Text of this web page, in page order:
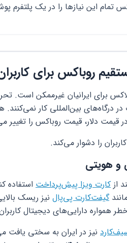
تمام این نیازها را در یک
روباکس برای کاربران
بین‌المللی کار نمی‌کنند.
قیمت دلار، قیمت روباکس را تغییر
را دشوار می‌کند.
و هویتی
از کارت ویزا پیش‌پرداخت استفاده
گیفت‌کارت پی‌پال نیز ریسک
دارایی‌های دیجیتال
نیز در ایران به سختی یافت